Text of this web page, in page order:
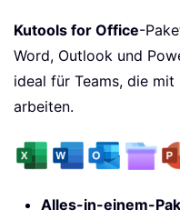
Kutools for Office-
Word, Outlook und
ideal für Teams, die
arbeiten.
Alles-in-einem-